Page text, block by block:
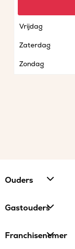
Vrijdag
Zaterdag
Zondag
Ouders
Gastouders
Franchisenemer